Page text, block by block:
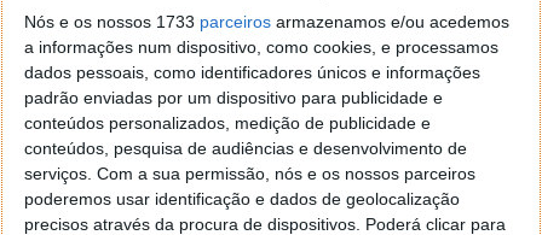
Nós e os nossos 1733 parceiros armazenamos e/ou acedemos
a informações num dispositivo, como cookies, e processamos
dados pessoais, como identificadores únicos e informações
padrão enviadas por um dispositivo para publicidade e
conteúdos personalizados, medição de publicidade e
conteúdos, pesquisa de audiências e desenvolvimento de
serviços. Com a sua permissão, nós e os nossos parceiros
poderemos usar identificação e dados de geolocalização
precisos através da procura de dispositivos. Poderá clicar para
António Guterres, secretário-geral da ONU
Conforme alertou Guterres, o conhecimento sobre a
IA está, hoje, concentrado em apenas um grupo de
empresas e países, uma realidade que pode
"aprofundar as desigualdades globais e transformar
as divisões digitais em abismos".